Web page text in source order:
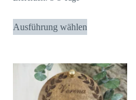
Ausführung wählen
Dieses
Produkt
mehrere
Varianten
auf.